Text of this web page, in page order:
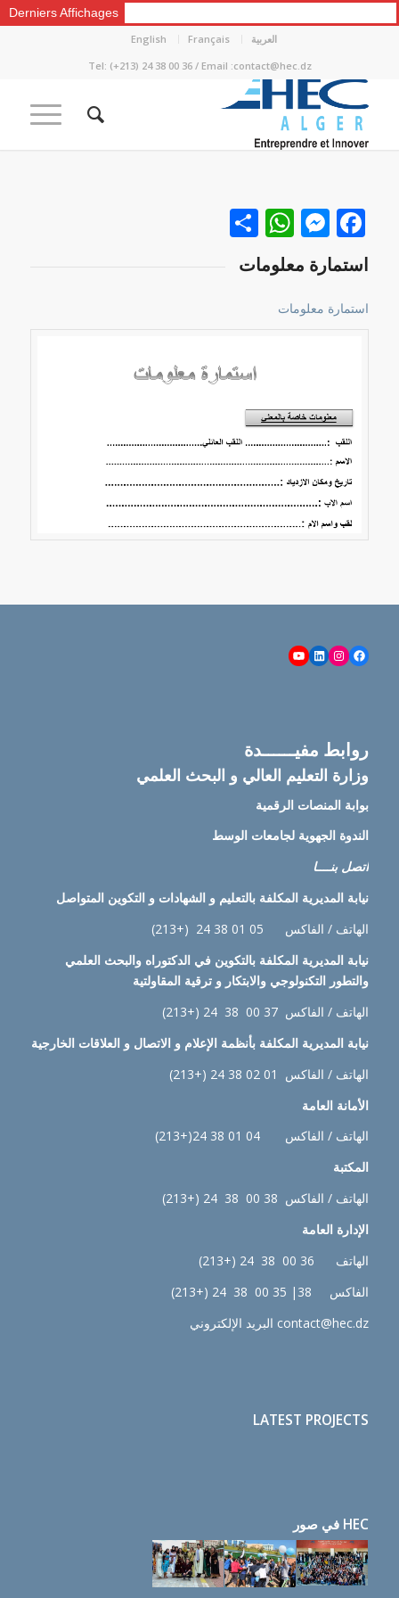
Derniers Affichages
العربية Français
English
Tel: (+213) 24 38 00 36 / Email :contact@hec.dz
Facebook
Messenger
WhatsApp
نشر
استمارة معلومات
استمارة معلومات
Facebook
Instagram
LinkedIn
YouTube
روابط مفيــــــدة
وزارة التعليم العالي و البحث العلمي
بوابة المنصات الرقمية
الندوة الجهوية لجامعات الوسط
اتصل بنــــا
نيابة المديرية المكلفة بالتعليم و الشهادات و التكوين المتواصل
الهاتف / الفاكس 05 01 38 24 (+213)
نيابة المديرية المكلفة بالتكوين في الدكتوراه والبحث العلمي
والتطور التكنولوجي والابتكار و ترقية المقاولتية
الهاتف / الفاكس 37 00 38 24 (+213)
نيابة المديرية المكلفة بأنظمة الإعلام و الاتصال و العلاقات الخارجية
الهاتف / الفاكس 01 02 38 24 (+213)
الأمانة العامة
الهاتف / الفاكس 04 01 38 24(+213)
المكتبة
الهاتف / الفاكس 38 00 38 24 (+213)
الإدارة العامة
الهاتف 36 00 38 24 (+213)
الفاكس 38| 35 00 38 24 (+213)
contact@hec.dz البريد الإلكتروني
LATEST PROJECTS
HEC في صور